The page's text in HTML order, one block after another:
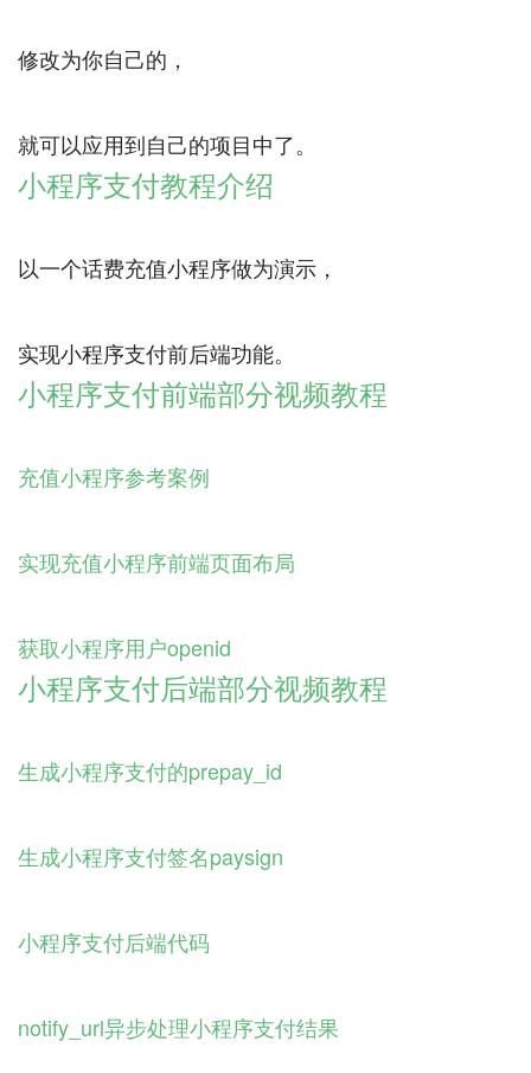
修改为你自己的，
小程序支付教程介绍
以一个话费充值小程序做为演示，
小程序支付前端部分视频教程
充值小程序参考案例
实现充值小程序前端页面布局
获取小程序用户openid
小程序支付后端部分视频教程
生成小程序支付的prepay_id
生成小程序支付签名paysign
小程序支付后端代码
notify_url异步处理小程序支付结果